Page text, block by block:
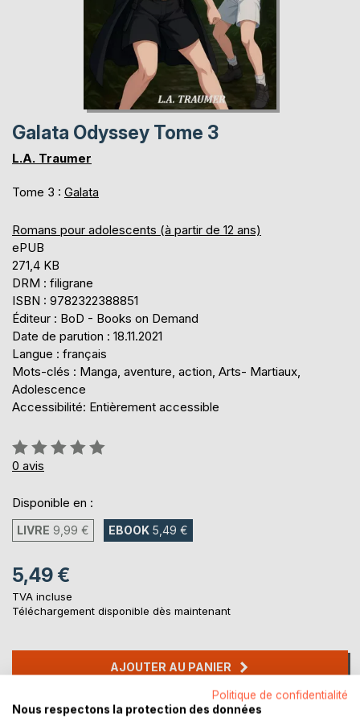
Galata Odyssey Tome 3
L.A. Traumer
Tome 3 : Galata
Romans pour adolescents (à partir de 12 ans)
ePUB
271,4 KB
DRM : filigrane
ISBN : 9782322388851
Éditeur : BoD - Books on Demand
Date de parution : 18.11.2021
Langue : français
Mots-clés : Manga, aventure, action, Arts- Martiaux,
Adolescence
Accessibilité: Entièrement accessible
Évaluation:
0%
0 avis
Disponible en :
LIVRE 9,99 € EBOOK 5,49 €
5,49 €
TVA incluse
Téléchargement disponible dès maintenant
AJOUTER AU PANIER
Ajouter à ma liste d'envies
Politique de confidentialité
Nous respectons la protection des données